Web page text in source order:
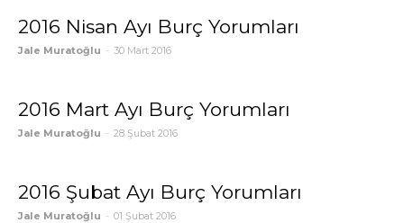
2016 Nisan Ayı Burç Yorumları
Jale Muratoğlu - 30 Mart 2016
2016 Mart Ayı Burç Yorumları
Jale Muratoğlu - 28 Şubat 2016
2016 Şubat Ayı Burç Yorumları
Jale Muratoğlu - 01 Şubat 2016